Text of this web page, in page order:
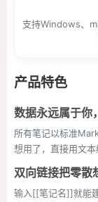
支持Windows、
产品特色
数据永远属于你
所有笔记以标准
想用了，直接用文
双向链接把零散
输入[[笔记名]]就能